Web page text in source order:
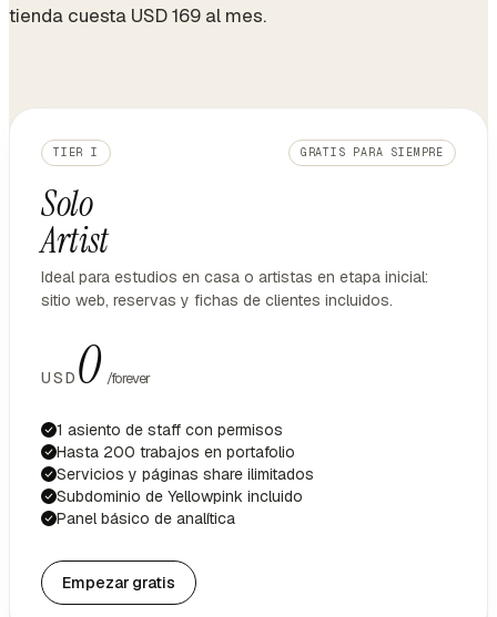
tienda cuesta USD 169 al mes.
TIER I GRATIS PARA SIEMPRE
Solo
Artist
Ideal para estudios en casa o artistas en etapa inicial:
sitio web, reservas y fichas de clientes incluidos.
USD 0 /forever
1 asiento de staff con permisos
Hasta 200 trabajos en portafolio
Servicios y páginas share ilimitados
Subdominio de Yellowpink incluido
Panel básico de analítica
Empezar gratis